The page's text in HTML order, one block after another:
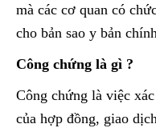
mà các cơ quan có
cho bản sao y bản
Công chứng là gì ?
Công chứng là việc
của hợp đồng, giao